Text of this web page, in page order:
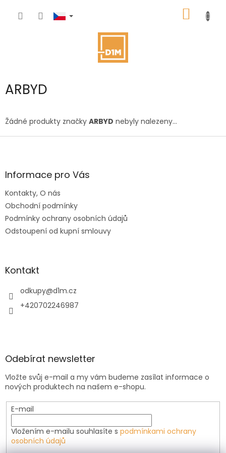
KOŠÍK
ARBYD
Žádné produkty značky ARBYD nebyly nalezeny...
Z
aInformace pro Vás
Kontakty, O nás
Obchodní podmínky
Podmínky ochrany osobních údajů
Odstoupení od kupní smlouvy
Kontakt
odkupy@d1m.cz
+420702246987
Odebírat newsletter
Vložte svůj e-mail a my vám budeme zasílat informace o
nových produktech na našem e-shopu.
E-mail
Vložením e-mailu souhlasíte s podmínkami ochrany
osobních údajů